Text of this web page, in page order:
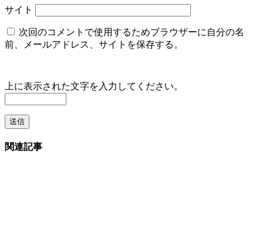
サイト
次回のコメントで使用するためブラウザーに自分の名
前、メールアドレス、サイトを保存する。
上に表示された文字を入力してください。
関連記事